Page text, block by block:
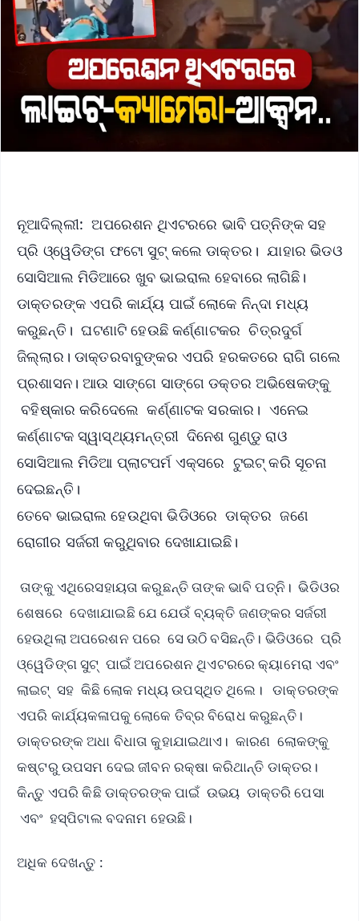
ନୂଆଦିଲ୍ଲୀ: ଅପରେଶନ ଥିଏଟରରେ ଭାବି ପତ୍ନିଙ୍କ ସହ
ପ୍ରି ଓ୍ୱେଡିଙ୍ଗ ଫଟୋ ସୁଟ୍‌ କଲେ ଡାକ୍ତର। ଯାହାର ଭିଡଓ
ସୋସିଆଲ ମିଡିଆରେ ଖୁବ ଭାଇରାଲ ହେବାରେ ଲାଗିଛି।
ଡାକ୍ତରଙ୍କ ଏପରି କାର୍ଯ୍ୟ ପାଇଁ ଲୋକେ ନିନ୍ଦା ମଧ୍ୟ
କରୁଛନ୍ତି। ଘଟଣାଟି ହେଉଛି କର୍ଣ୍ଣାଟକର ଚିତ୍ରଦୁର୍ଗ
ଜିଲ୍ଲାର। ଡାକ୍ତରବାବୁଙ୍କର ଏପରି ହରକତରେ ରାଗି ଗଲେ
ପ୍ରଶାସନ। ଆଉ ସାଙ୍ଗେ ସାଙ୍ଗେ ଡକ୍ତର ଅଭିଷେକଙ୍କୁ
ବହିଷ୍କାର କରିଦେଲେ କର୍ଣ୍ଣାଟକ ସରକାର। ଏନେଇ
କର୍ଣ୍ଣାଟକ ସ୍ୱାସ୍ଥ୍ୟମନ୍ତ୍ରୀ ଦିନେଶ ଗୁଣ୍ଡୁ ରାଓ
ସୋସିଆଲ ମିଡିଆ ପ୍ଲାଟପର୍ମ ଏକ୍ସରେ ଟୁଇଟ୍‌ କରି ସୂଚନା
ଦେଇଛନ୍ତି।
ତେବେ ଭାଇରାଲ ହେଉଥିବା ଭିଡିଓରେ ଡାକ୍ତର ଜଣେ
ରୋଗୀର ସର୍ଜରୀ କରୁଥିବାର ଦେଖାଯାଇଛି।
ତାଙ୍କୁ ଏଥିରେସହାୟତା କରୁଛନ୍ତି ତାଙ୍କ ଭାବି ପତ୍ନି। ଭିଡିଓର
ଶେଷରେ ଦେଖାଯାଇଛି ଯେ ଯେଉଁ ବ୍ୟକ୍ତି ଜଣଙ୍କର ସର୍ଜରୀ
ହେଉଥିଲା ଅପରେଶନ ପରେ ସେ ଉଠି ବସିଛନ୍ତି। ଭିଡିଓରେ ପ୍ରି
ଓ୍ୱେଡିଙ୍ଗ ସୁଟ୍‌ ପାଇଁ ଅପରେଶନ ଥିଏଟରରେ କ୍ୟାମେରା ଏବଂ
ଲାଇଟ୍ ସହ କିଛି ଲୋକ ମଧ୍ୟ ଉପସ୍ଥିତ ଥିଲେ। ଡାକ୍ତରଙ୍କ
ଏପରି କାର୍ଯ୍ୟକଳାପକୁ ଲୋକେ ତିବ୍ର ବିରୋଧ କରୁଛନ୍ତି।
ଡାକ୍ତରଙ୍କ ଅଧା ବିଧାତା କୁହାଯାଇଥାଏ। କାରଣ ଲୋକଙ୍କୁ
କଷ୍ଟରୁ ଉପସମ ଦେଇ ଜୀବନ ରକ୍ଷା କରିଥାନ୍ତି ଡାକ୍ତର।
କିନ୍ତୁ ଏପରି କିଛି ଡାକ୍ତରଙ୍କ ପାଇଁ ଉଭୟ ଡାକ୍ତରି ପେସା
ଏବଂ ହସ୍ପିଟାଲ ବଦନାମ ହେଉଛି।
ଅଧିକ ଦେଖନ୍ତୁ :